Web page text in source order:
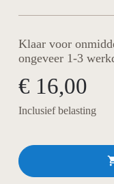
Klaar voor
ongeveer 1-3
€ 16,00
Inclusief belasting